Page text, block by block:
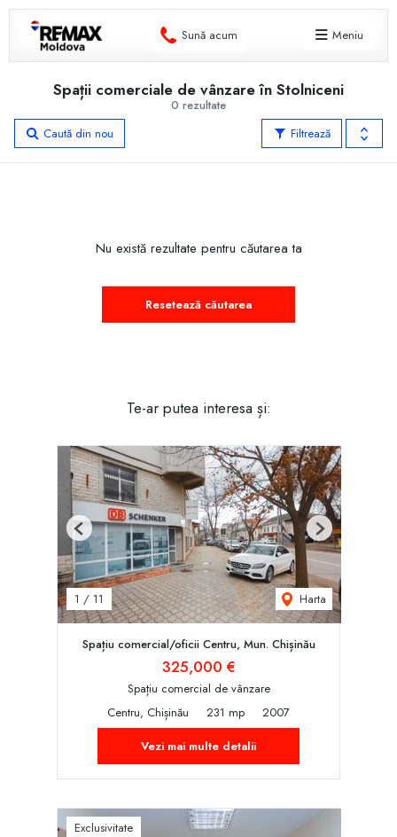
Sună acum Meniu
0 rezultate
Spații comerciale de vânzare în Stolniceni
Filtrează
Caută din nou
Nu există rezultate pentru căutarea ta
Resetează căutarea
Te-ar putea interesa și:
1 / 11 Harta
Previous Next
Spațiu comercial/oficii Centru, Mun. Chișinău
325,000 €
Spațiu comercial de vânzare
Centru, Chișinău
231 mp
2007
Vezi mai multe detalii
Exclusivitate